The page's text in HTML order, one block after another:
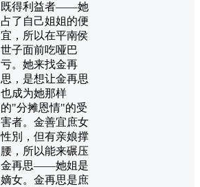
既得利益者——她
占了自己姐姐的便
宜，所以在平南侯
世子面前吃哑巴
亏。她来找金再
思，是想让金再思
也成为她那样
的"分摊恩情"的受
害者。金善宜庶女
性別，但有亲娘撑
腰，所以能来碾压
金再思——她姐是
嫡女。金再思是庶